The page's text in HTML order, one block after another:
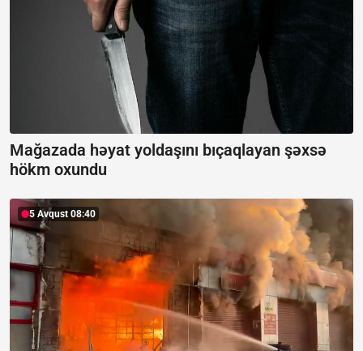
Mağazada həyat yoldaşını bıçaqlayan şəxsə
hökm oxundu
5 Avqust 08:40